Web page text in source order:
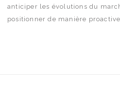
anticiper les évolutions du
positionner de manière